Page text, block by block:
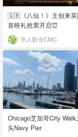
🇬🇧《八仙！》主创来英
首映礼抢票开启⏰
华人影业CMC
Chicago芝加哥City
头Navy Pier